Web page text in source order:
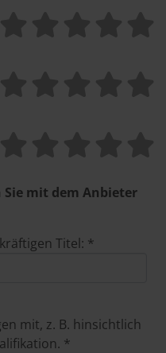
mit dem Anbieter
Titel: *
mit, z. B. hinsichtlich
*